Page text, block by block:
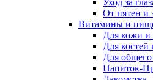
От пятен и
Витамины и
Для кожи и
Для костей
Для
Напиток-